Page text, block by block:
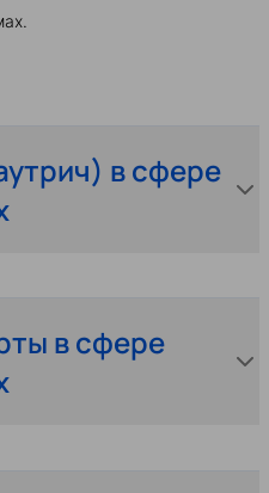
в сфере
в сфере